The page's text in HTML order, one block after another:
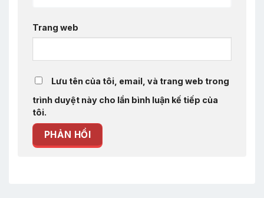
Trang web
Lưu tên của tôi, email, và trang web trong
trình duyệt này cho lần bình luận kế tiếp của
tôi.